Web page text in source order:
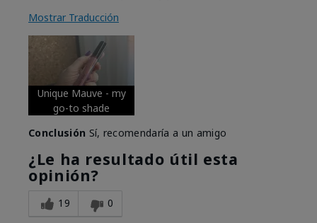
Mostrar Traducción
Unique Mauve - my
go-to shade
Conclusión Sí, recomendaría a un amigo
¿Le ha resultado útil esta
opinión?
19 0